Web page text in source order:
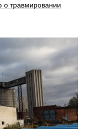
травмировании